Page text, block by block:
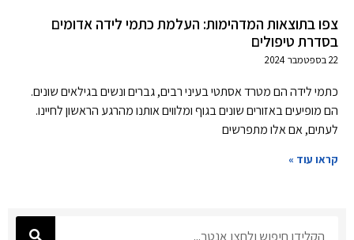
צפו בתוצאות המדהימות: העלמת כתמי לידה אדומים
בסדרת טיפולים
22 בספטמבר 2024
כתמי לידה הם מטרד אסתטי בעיני רבים, גברים ונשים בגילאים שונים.
הם מופיעים באזורים שונים בגוף ומלווים אותנו מהרגע הראשון לחיינו.
לעתים, אם אלו מתפרשים
קראו עוד »